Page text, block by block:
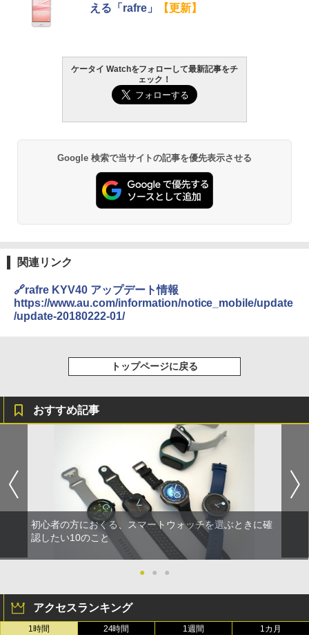
える「rafre」
【更新】
ケータイ Watchをフォローして最新記事をチ
ェック！
Google 検索で当サイトの記事を優先表示させる
関連リンク
🔗rafre KYV40 アップデート情報
https://www.au.com/information/notice_mobile/update
/update-20180222-01/
トップページに戻る
おすすめ記事
初心者の方におくる、スマートウォッチを選ぶときに確
認したい10のこと
● ● ●
アクセスランキング
1時間 24時間 1週間 1カ月